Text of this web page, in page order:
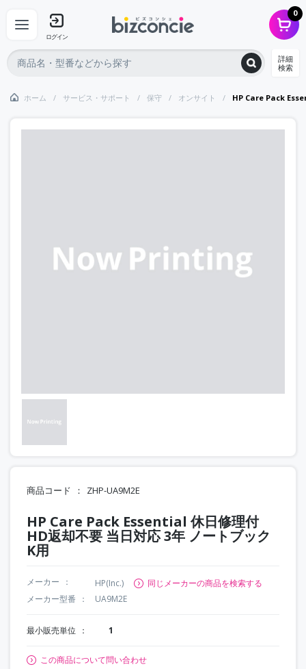
ログイン
0
詳細
検索
ホーム サービス・サポート 保守 オンサイト HP Care Pack
商品コード ZHP-UA9M2E
HP Care Pack Essential 休日修理付
HD返却不要 当日対応 3年 ノートブック
K用
メーカー HP(Inc.)
同じメーカーの商品を検索する
メーカー型番
UA9M2E
最小販売単位 1
この商品について問い合わせ